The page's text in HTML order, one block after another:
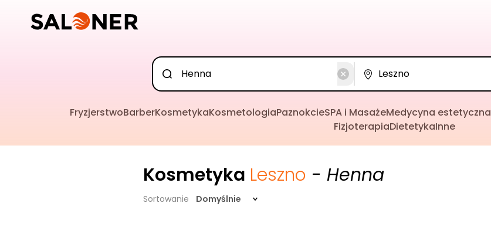
FryzjerstwoBarberKosmetykaKosmetologiaPaznokcieSPA i MasażeMedycyna estetyczna
FizjoterapiaDietetykaInne
Kosmetyka Leszno - Henna
Sortowanie Domyślnie